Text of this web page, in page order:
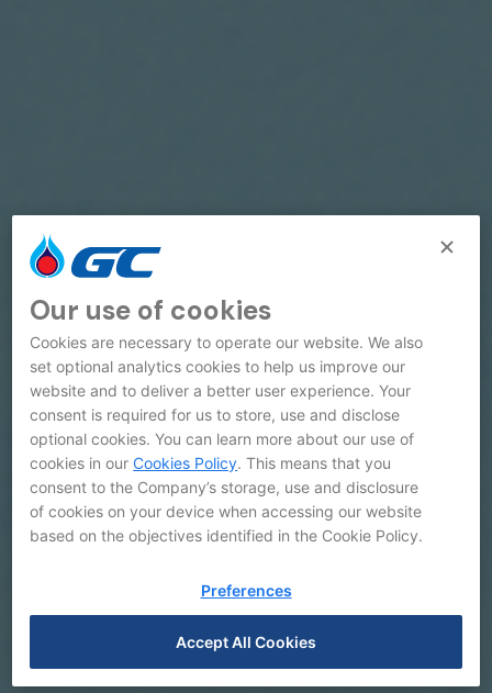
Our use of cookies
Cookies are necessary to operate our website. We also
set optional analytics cookies to help us improve our
website and to deliver a better user experience. Your
consent is required for us to store, use and disclose
optional cookies. You can learn more about our use of
cookies in ourCookies Policy. This means that you
consent to the Company’s storage, use and disclosure
of cookies on your device when accessing our website
based on the objectives identified in the Cookie Policy.
Preferences
Accept All Cookies